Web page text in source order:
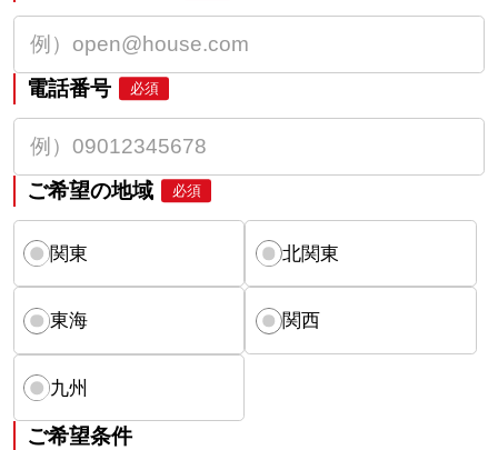
電話番号 必須
ご希望の地域 必須
関東 北関東
東海 関西
九州
ご希望条件